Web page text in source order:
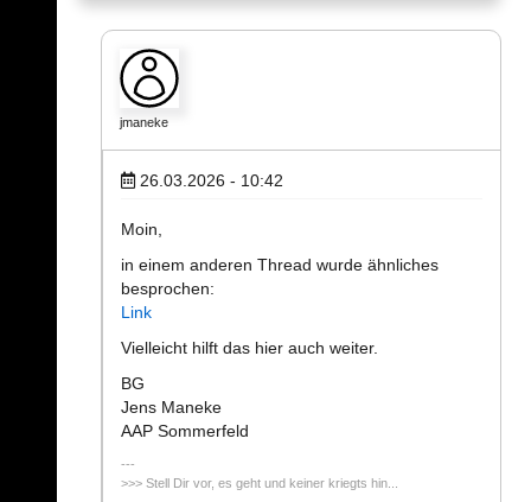
jmaneke
26.03.2026 - 10:42
Moin,
in einem anderen Thread wurde ähnliches
besprochen:
Link
Vielleicht hilft das hier auch weiter.
BG
Jens Maneke
AAP Sommerfeld
>>> Stell Dir vor, es geht und keiner kriegts hin...